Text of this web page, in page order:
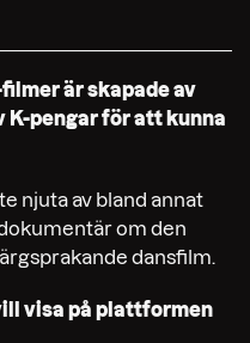
är skapade av
K-pengar för att kunna
njuta av bland annat
om den
dansfilm.
visa på plattformen